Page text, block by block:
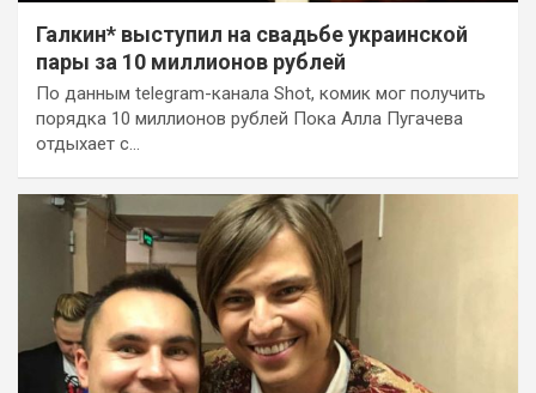
Галкин* выступил на свадьбе украинской
пары за 10 миллионов рублей
По данным telegram-канала Shot, комик мог получить
порядка 10 миллионов рублей Пока Алла Пугачева
отдыхает с…